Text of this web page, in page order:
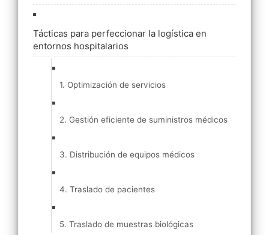
Tácticas para perfeccionar la logística en
entornos hospitalarios
1. Optimización de servicios
2. Gestión eficiente de suministros médicos
3. Distribución de equipos médicos
4. Traslado de pacientes
5. Traslado de muestras biológicas